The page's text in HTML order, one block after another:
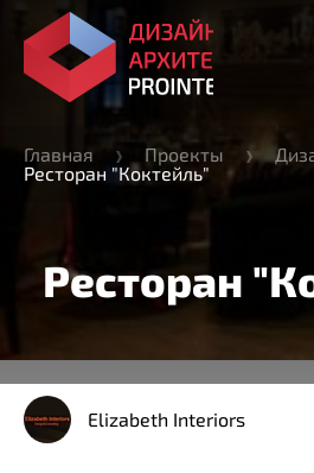
Главная Проекты
Ресторан "Коктейль"
Ресторан
Elizabeth Interiors